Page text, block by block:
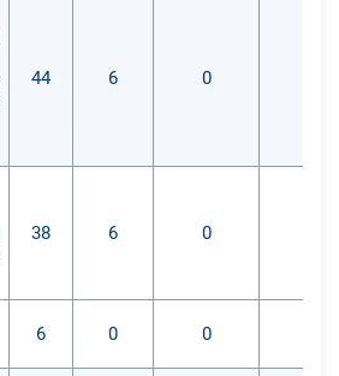
44 6 0
38 6 0
6 0 0